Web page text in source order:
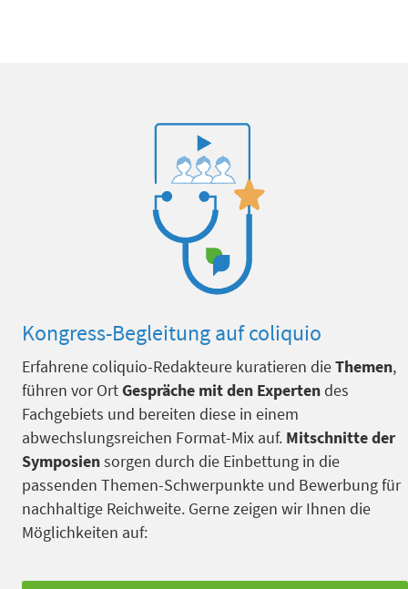
Kongress-Begleitung auf coliquio
Erfahrene coliquio-Redakteure kuratieren dieThemen,
führen vor OrtGespräche mit den Expertendes
Fachgebiets und bereiten diese in einem
abwechslungsreichen Format-Mix auf. Mitschnitte der
Symposiensorgen durch die Einbettung in die
passenden Themen-Schwerpunkte und Bewerbung für
nachhaltige Reichweite. Gerne zeigen wir Ihnen die
Möglichkeiten auf: